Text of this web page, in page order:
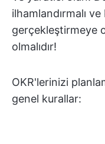
ilhamlandırmalı
gerçekleştirmeye
olmalıdır!
OKR'lerinizi
genel kurallar: